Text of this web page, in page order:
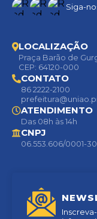
Siga-
LOCALIZAÇÃO
Praça Barão de
CEP: 64120-000
CONTATO
86 2222-2100
ATENDIMENTO
Das 08h às 14h
CNPJ
06.553.606/0001-30